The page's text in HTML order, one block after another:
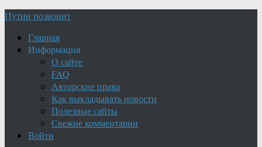
Путин позвонит
Главная
Информация
О сайте
FAQ
Авторские права
Как выкладывать новости
Полезные сайты
Свежие комментарии
Войти